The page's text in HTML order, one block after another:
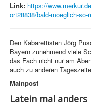
Link: https://
ort28838/bald-moeglich-so-
Den Kabarettisten Jörg
Bayern zunehmend viele
das Fach nicht nur am
auch zu anderen
Mainpost
Latein mal anders